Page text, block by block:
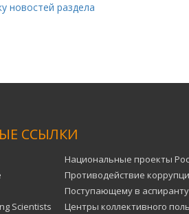
новостей раздела
ССЫЛКИ
Scientists
Национальные проекты
Противодействие
Поступающему в
Центры коллективного